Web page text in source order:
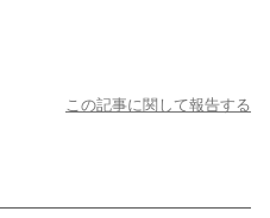
この記事に関して報告する